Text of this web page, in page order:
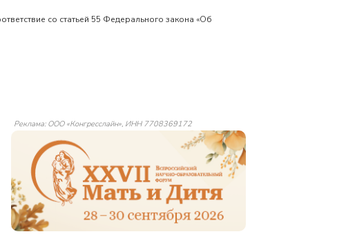
со статьей 55 Федерального закона «Об
Реклама: ООО «Конгресслайн», ИНН 7708369172